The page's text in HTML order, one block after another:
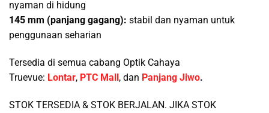
nyaman di hidung
145 mm (panjang gagang): stabil dan nyaman untuk
penggunaan seharian
Tersedia di semua cabang Optik Cahaya
Truevue: Lontar, PTC Mall, dan Panjang Jiwo.
STOK TERSEDIA & STOK BERJALAN. JIKA STOK